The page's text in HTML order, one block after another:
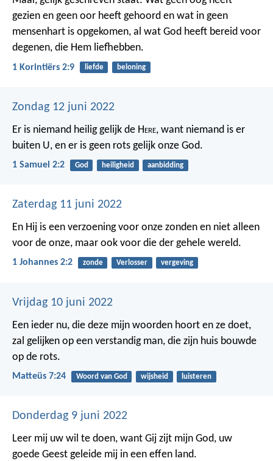
gezien en geen oor heeft gehoord en wat in geen
mensenhart is opgekomen, al wat God heeft bereid voor
degenen, die Hem liefhebben.
1 Korintiërs 2:9 liefde beloning
Zondag 12 juni 2022
Er is niemand heilig gelijk de Here, want niemand is er
buiten U, en er is geen rots gelijk onze God.
1 Samuel 2:2 God heiligheid aanbidding
Zaterdag 11 juni 2022
En Hij is een verzoening voor onze zonden en niet alleen
voor de onze, maar ook voor die der gehele wereld.
1 Johannes 2:2 zonde Verlosser vergeving
Vrijdag 10 juni 2022
Een ieder nu, die deze mijn woorden hoort en ze doet,
zal gelijken op een verstandig man, die zijn huis bouwde
op de rots.
Matteüs 7:24 Woord van God wijsheid luisteren
Donderdag 9 juni 2022
Leer mij uw wil te doen, want Gij zijt mijn God, uw
goede Geest geleide mij in een effen land.